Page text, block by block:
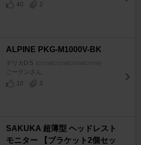
40
2
ALPINE PKG-M1000V-BK
デリカD:5 [CV1W/CV2W/CV4W/CV5W]
ごークンさん
10
3
SAKUKA 超薄型 ヘッドレスト
モニター 【ブラケット2個セッ